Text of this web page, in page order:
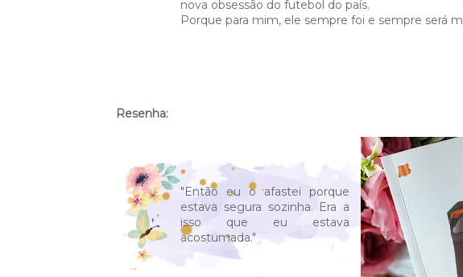
nova obsessão do futebol do país.
Porque para mim, ele sempre foi e sempre será
Resenha:
"Então eu o afastei porque
estava segura sozinha. Era a
isso que eu estava
acostumada."